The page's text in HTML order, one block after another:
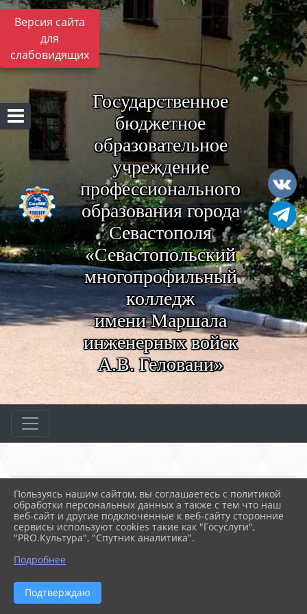
Версия сайта
для
слабовидящих
Государственное
бюджетное
образовательное
учреждение
профессионального
образования города
Севастополя
«Севастопольский
многопрофильный
колледж
имени Маршала
инженерных войск
А.В. Геловани»
Главная МЕРОПРИЯТИЯ
Новости
Библиотечный час
12.01.2026 11:23
Пользуясь нашим сайтом, вы соглашаетесь с политикой
обработки персональных данных а также с тем что наш
веб-сайт и другие подключенные к веб-сайту сторонние
сервисы используют cookies такие как "Госуслуги",
"PRO.Культура", "Спутник аналитика".
Подробнее
Подтверждаю